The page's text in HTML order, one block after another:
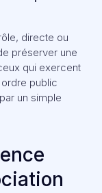
directe ou
préserver une
qui exercent
public
un simple